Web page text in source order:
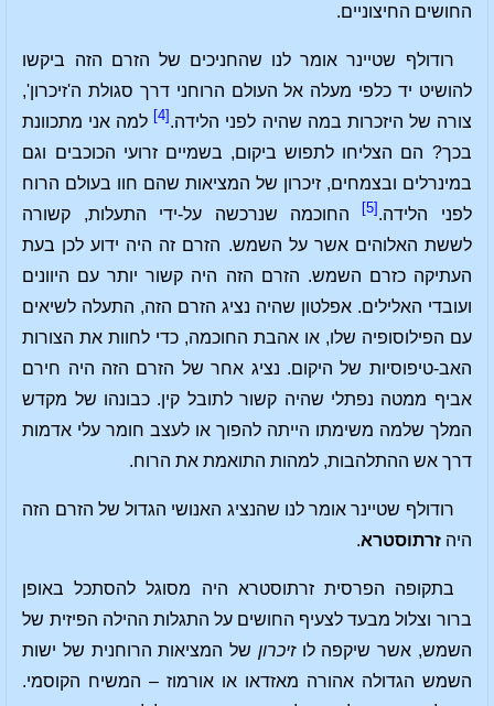
החושים החיצוניים.
רודולף שטיינר אומר לנו שהחניכים של הזרם הזה ביקשו
להושיט יד כלפי מעלה אל העולם הרוחני דרך סגולת ה'זיכרון',
צורה של היזכרות במה שהיה לפני הלידה. [4]
למה אני מתכוונת
בכך? הם הצליחו לתפוש ביקום, בשמיים זרועי הכוכבים וגם
במינרלים ובצמחים, זיכרון של המציאות שהם חוו בעולם הרוח
לפני הלידה. [5]
החוכמה שנרכשה על-ידי התעלות, קשורה
לששת האלוהים אשר על השמש. הזרם זה היה ידוע לכן בעת
העתיקה כזרם השמש. הזרם הזה היה קשור יותר עם היוונים
ועובדי האלילים. אפלטון שהיה נציג הזרם הזה, התעלה לשיאים
עם הפילוסופיה שלו, או אהבת החוכמה, כדי לחוות את הצורות
האב-טיפוסיות של היקום. נציג אחר של הזרם הזה היה חירם
אביף ממטה נפתלי שהיה קשור לתובל קין. כבונהו של מקדש
המלך שלמה משימתו הייתה להפוך או לעצב חומר עלי אדמות
דרך אש ההתלהבות, למהות התואמת את הרוח.
רודולף שטיינר אומר לנו שהנציג האנושי הגדול של הזרם הזה
היהזרתוסטרא.
בתקופה הפרסית זרתוסטרא היה מסוגל להסתכל באופן
ברור וצלול מבעד לצעיף החושים על התגלות ההילה הפיזית של
השמש, אשר שיקפה לוזיכרון של המציאות הרוחנית של ישות
השמש הגדולה אהורה מאזדאו או אורמוז – המשיח הקוסמי.